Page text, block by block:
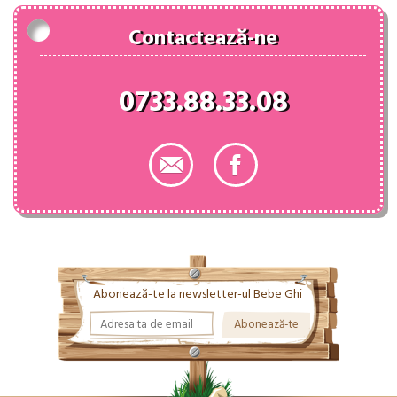
Contactează-ne
0733.88.33.08
Abonează-te la newsletter-ul Bebe Ghi